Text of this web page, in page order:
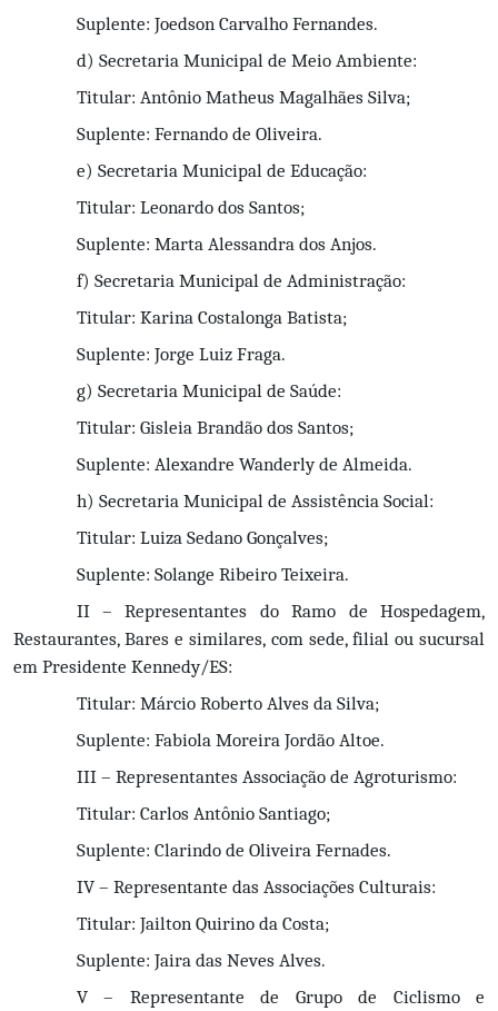
Suplente: Joedson Carvalho Fernandes.
d) Secretaria Municipal de Meio Ambiente:
Titular: Antônio Matheus Magalhães Silva;
Suplente: Fernando de Oliveira.
e) Secretaria Municipal de Educação:
Titular: Leonardo dos Santos;
Suplente: Marta Alessandra dos Anjos.
f) Secretaria Municipal de Administração:
Titular: Karina Costalonga Batista;
Suplente: Jorge Luiz Fraga.
g) Secretaria Municipal de Saúde:
Titular: Gisleia Brandão dos Santos;
Suplente: Alexandre Wanderly de Almeida.
h) Secretaria Municipal de Assistência Social:
Titular: Luiza Sedano Gonçalves;
Suplente: Solange Ribeiro Teixeira.
II – Representantes do Ramo de Hospedagem,
Restaurantes, Bares e similares, com sede, filial ou sucursal
em Presidente Kennedy/ES:
Titular: Márcio Roberto Alves da Silva;
Suplente: Fabiola Moreira Jordão Altoe.
III – Representantes Associação de Agroturismo:
Titular: Carlos Antônio Santiago;
Suplente: Clarindo de Oliveira Fernades.
IV – Representante das Associações Culturais:
Titular: Jailton Quirino da Costa;
Suplente: Jaira das Neves Alves.
V – Representante de Grupo de Ciclismo e